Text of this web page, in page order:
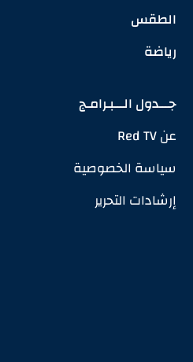
الطقس
رياضة
جـــدول الـــبـرامـج
عن Red TV
سياسة الخصوصية
إرشادات التحرير